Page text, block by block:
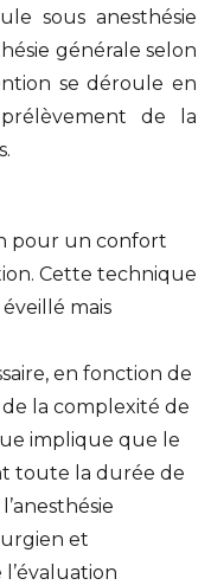
sous anesthésie
générale selon
se déroule en
de la
pour un confort
Cette technique
mais
en fonction de
la complexité de
implique que le
toute la durée de
et
l’évaluation